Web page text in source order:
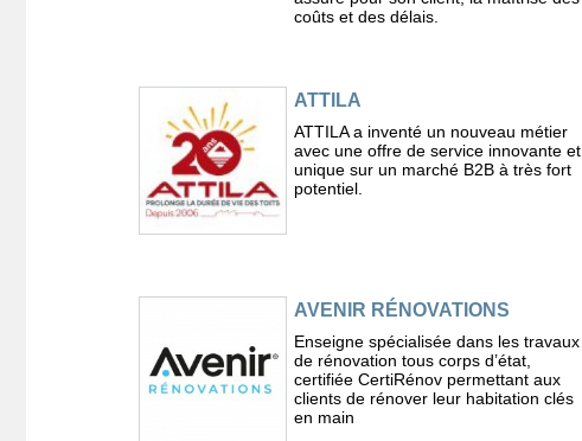
coûts et des délais.
ATTILA
ATTILA a inventé un nouveau métier
avec une offre de service innovante et
unique sur un marché B2B à très fort
potentiel.
AVENIR RÉNOVATIONS
Enseigne spécialisée dans les travaux
de rénovation tous corps d’état,
certifiée CertiRénov permettant aux
clients de rénover leur habitation clés
en main